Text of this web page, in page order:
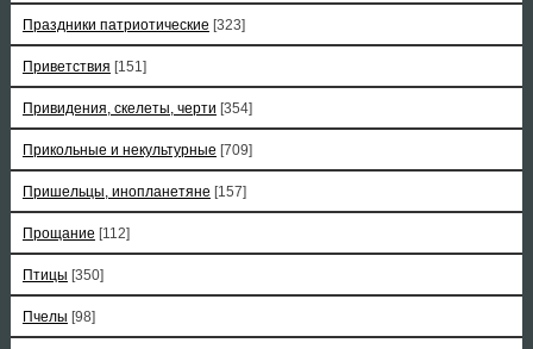
Праздники патриотические [323]
Приветствия [151]
Привидения, скелеты, черти [354]
Прикольные и некультурные [709]
Пришельцы, инопланетяне [157]
Прощание [112]
Птицы [350]
Пчелы [98]